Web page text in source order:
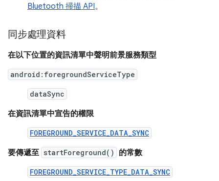
Bluetooth 掃描 API。
同步處理資料
在以下位置的資訊清單中聲明前景服務類型
android:foregroundServiceType
dataSync
在資訊清單中宣告的權限
FOREGROUND_SERVICE_DATA_SYNC
要傳遞至 startForeground() 的常數
FOREGROUND_SERVICE_TYPE_DATA_SYNC